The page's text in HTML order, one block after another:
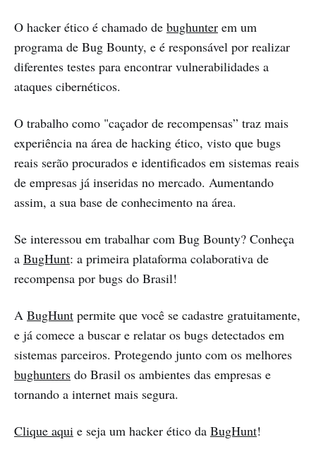
O hacker ético é chamado de bughunter em um
programa de Bug Bounty, e é responsável por realizar
diferentes testes para encontrar vulnerabilidades a
ataques cibernéticos.
O trabalho como "caçador de recompensas” traz mais
experiência na área de hacking ético, visto que bugs
reais serão procurados e identificados em sistemas reais
de empresas já inseridas no mercado. Aumentando
assim, a sua base de conhecimento na área.
Se interessou em trabalhar com Bug Bounty? Conheça
a BugHunt: a primeira plataforma colaborativa de
recompensa por bugs do Brasil!
A BugHunt permite que você se cadastre gratuitamente,
e já comece a buscar e relatar os bugs detectados em
sistemas parceiros. Protegendo junto com os melhores
bughunters do Brasil os ambientes das empresas e
tornando a internet mais segura.
Clique aqui e seja um hacker ético da BugHunt!